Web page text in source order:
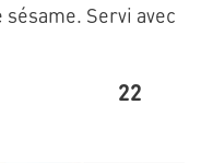
Servi avec
22